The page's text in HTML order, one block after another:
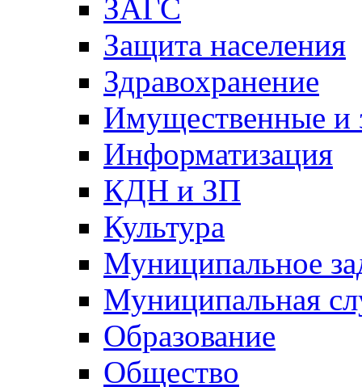
ЗАГС
Защита населения
Здравохранение
Имущественные и
Информатизация
КДН и ЗП
Культура
Муниципальное
Муниципальная
Образование
Общество